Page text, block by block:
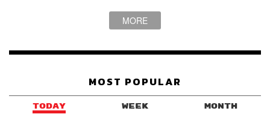
ภายนอกที่ประเทศไทยไม่สามารถควบคุมได้
รศ.ดร.สมพงษ์ยังทิ้งท้ายว่า หากจะเปลี่ยนรูปแบบโครงการไป
ต้อง ‘ยกเครื่อง’ ศึกษาใหม่ทั้งหมดตั้งแต่แรก เพราะยังไม่มี
การรายงานประเมินผลกระทบสิ่งแวดล้อมเฉพาะด้าน (EIA)
MORE
MOST POPULAR
TODAY WEEK MONTH